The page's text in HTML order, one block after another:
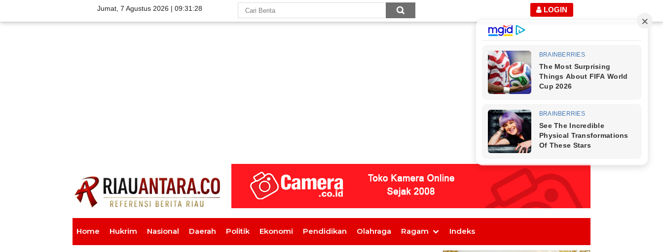
Jumat, 7 Agustus 2026 | 09:31:29 LOGIN
Home Hukrim Nasional Daerah Politik Ekonomi Pendidikan Olahraga Ragam Indeks